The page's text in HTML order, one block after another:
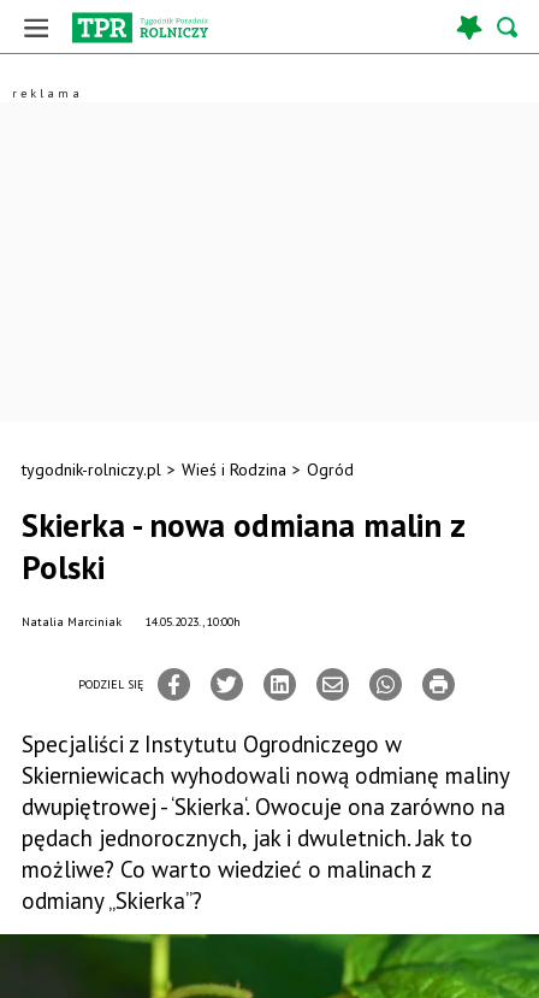
tygodnik-rolniczy.pl > Wieś i Rodzina > Ogród
Skierka - nowa odmiana malin z
Polski
14.05.2023., 10:00h
Natalia Marciniak
PODZIEL SIĘ
Specjaliści z Instytutu Ogrodniczego w
Skierniewicach wyhodowali nową odmianę maliny
dwupiętrowej - ‘Skierka‘. Owocuje ona zarówno na
pędach jednorocznych, jak i dwuletnich. Jak to
możliwe? Co warto wiedzieć o malinach z
odmiany „Skierka”?